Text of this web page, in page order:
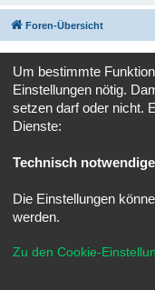
Foren-Übersicht
Um bestimmte
Einstellungen nötig.
setzen darf oder nicht.
Dienste:
Technisch
Die Einstellungen
werden.
Zu den Cookie-